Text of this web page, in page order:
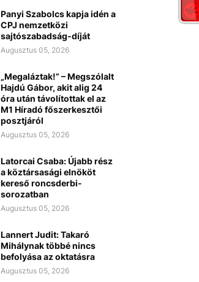
Panyi Szabolcs kapja idén a
CPJ nemzetközi
sajtószabadság-díját
Augusztus 05, 2026
„Megaláztak!” – Megszólalt
Hajdú Gábor, akit alig 24
óra után távolítottak el az
M1 Híradó főszerkesztői
posztjáról
Augusztus 05, 2026
Latorcai Csaba: Újabb rész
a köztársasági elnököt
kereső roncsderbi-
sorozatban
Augusztus 05, 2026
Lannert Judit: Takaró
Mihálynak többé nincs
befolyása az oktatásra
Augusztus 05, 2026